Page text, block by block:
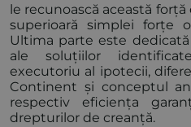
le recunoască această
superioară simplei forțe
Ultima parte este
ale soluțiilor
executoriu al ipotecii,
Continent și conceptul
respectiv eficiența
drepturilor de creanță.